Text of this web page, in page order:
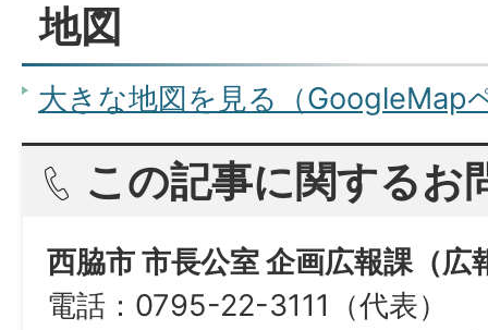
地図
大きな地図を見る（GoogleMap
この記事に関するお
西脇市 市長公室 企画広報課（広
電話：0795-22-3111（代表）